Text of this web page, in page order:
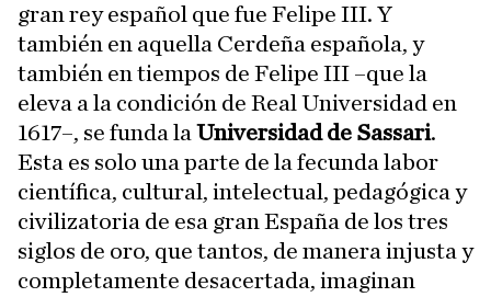
gran rey español que fue Felipe III. Y
también en aquella Cerdeña española, y
también en tiempos de Felipe III –que la
eleva a la condición de Real Universidad en
1617–, se funda laUniversidad de Sassari.
Esta es solo una parte de la fecunda labor
científica, cultural, intelectual, pedagógica y
civilizatoria de esa gran España de los tres
siglos de oro, que tantos, de manera injusta y
completamente desacertada, imaginan